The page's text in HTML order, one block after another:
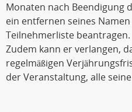
Monaten nach Beendigung
ein entfernen seines
Teilnehmerliste beantragen.
Zudem kann er verlangen,
regelmäßigen
der Veranstaltung, alle